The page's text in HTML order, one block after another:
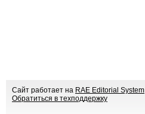
Сайт работает на RAE Editorial System
Обратиться в техподдержку